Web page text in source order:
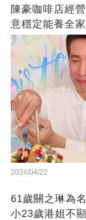
陳豪咖啡店經
意穩定能養全家
2024/04/22
61歲關之琳為
小23歲港姐不